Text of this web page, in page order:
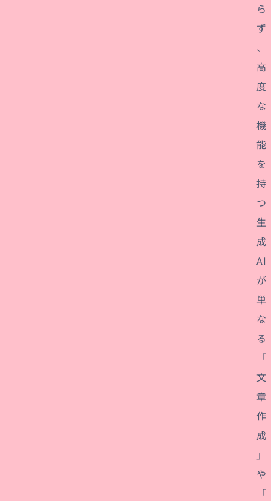
ら
ず
、
高
度
な
機
能
を
持
つ
生
成
AI
が
単
な
る
「
文
章
作
成
」
や
「